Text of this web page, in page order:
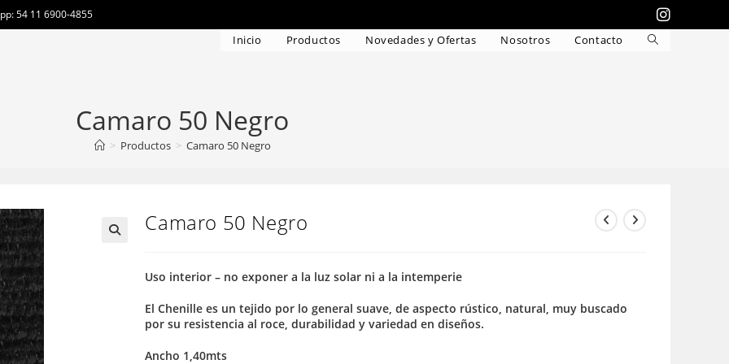
54 11 6900-4855
Inicio Productos Novedades y Ofertas Nosotros Contacto
Alternar
Camaro 50 Negro
> Productos > Camaro 50 Negro
Camaro 50 Negro
Uso interior – no exponer a la luz solar ni a la intemperie
El Chenille es un tejido por lo general suave, de aspecto rústico, natural, muy buscado
por su resistencia al roce, durabilidad y variedad en diseños.
Ancho 1,40mts